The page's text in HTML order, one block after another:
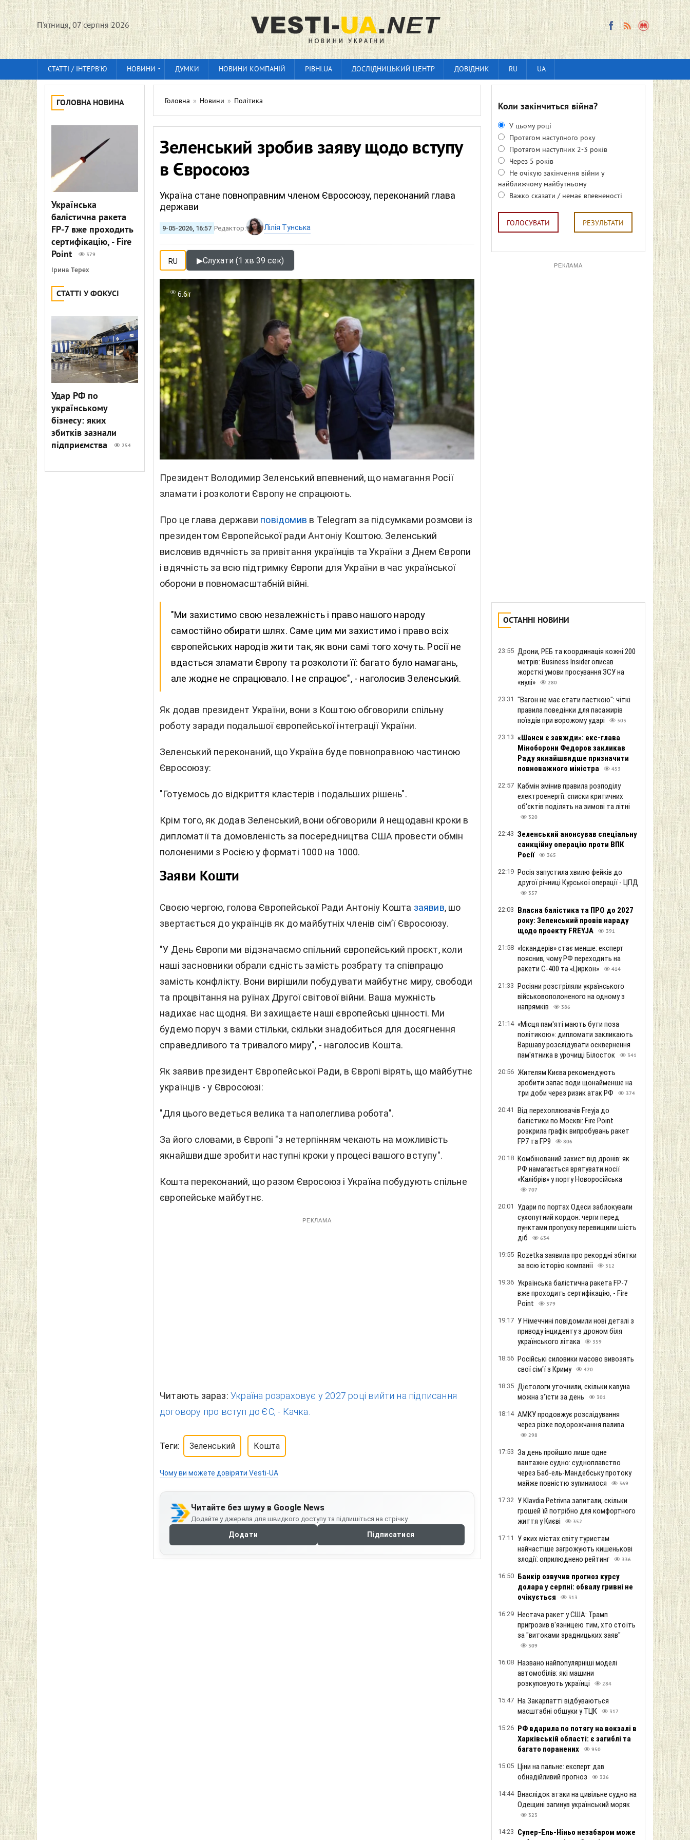
П'ятниця, 07 серпня 2026
СТАТТІ / ІНТЕРВ'Ю НОВИНИ ДУМКИ НОВИНИ КОМПАНІЙ РІВНІ.UA ДОСЛІДНИЦЬКИЙ ЦЕНТР ДОВІДНИК RU UA
ГОЛОВНА НОВИНА
Українська
балістична ракета
FP-7 вже проходить
сертифікацію, - Fire
Point
379
Ірина Терех
СТАТТІ У ФОКУСІ
Удар РФ по
українському
бізнесу: яких
збитків зазнали
підприємства
254
Головна » Новини » Політика
Зеленський зробив заяву щодо вступу
в Євросоюз
Україна стане повноправним членом Євросоюзу, переконаний глава
держави
9-05-2026, 16:57 Редактор: Лілія Тунська
RU ▶Слухати (1 хв 39 сек)
6.6т
Президент Володимир Зеленський впевнений, що намагання Росії
зламати і розколоти Європу не спрацюють.
Про це глава держави повідомив в Telegram за підсумками розмови із
президентом Європейської ради Антоніу Коштою. Зеленський
висловив вдячність за привітання українців та України з Днем Європи
і вдячність за всю підтримку Європи для України в час української
оборони в повномасштабній війні.
"Ми захистимо свою незалежність і право нашого народу
самостійно обирати шлях. Саме цим ми захистимо і право всіх
європейських народів жити так, як вони самі того хочуть. Росії не
вдасться зламати Європу та розколоти її: багато було намагань,
але жодне не спрацювало. І не спрацює", - наголосив Зеленський.
Як додав президент України, вони з Коштою обговорили спільну
роботу заради подальшої європейської інтеграції України.
Зеленський переконаний, що Україна буде повноправною частиною
Євросоюзу:
"Готуємось до відкриття кластерів і подальших рішень".
Крім того, як додав Зеленський, вони обговорили й нещодавні кроки в
дипломатії та домовленість за посередництва США провести обмін
полоненими з Росією у форматі 1000 на 1000.
Заяви Кошти
Своєю чергою, голова Європейської Ради Антоніу Кошта заявив, шо
звертається до українців як до майбутніх членів сім’ї Євросоюзу.
"У День Європи ми відзначаємо спільний європейський проєкт, коли
наші засновники обрали єдність замість розбрату та співпрацю
замість конфлікту. Вони вирішили побудувати майбутнє миру, свободи
та процвітання на руїнах Другої світової війни. Ваша мужність
надихає нас щодня. Ви захищаєте наші європейські цінності. Ми
будемо поруч з вами стільки, скільки знадобиться для досягнення
справедливого та тривалого миру", - наголосив Кошта.
Як заявив президент Європейської Ради, в Європі вірять, що майбутнє
українців - у Євросоюзі:
"Для цього ведеться велика та наполеглива робота".
За його словами, в Європі "з нетерпінням чекають на можливість
якнайшвидше зробити наступні кроки у процесі вашого вступу".
Кошта переконаний, що разом Євросоюз і Україна побудують спільне
європейське майбутнє.
РЕКЛАМА
Читають зараз: Україна розраховує у 2027 році вийти на підписання
договору про вступ до ЄС, - Качка.
Теги: Зеленський Кошта
Чому ви можете довіряти Vesti-UA
Читайте без шуму в Google News
Додайте у джерела для швидкого доступу та підпишіться на стрічку
Додати Підписатися
Коли закінчиться війна?
У цьому році
Протягом наступного року
Протягом наступних 2-3 років
Через 5 років
Не очікую закінчення війни у
найближчому майбутньому
Важко сказати / немає впевненості
ГОЛОСУВАТИ РЕЗУЛЬТАТИ
РЕКЛАМА
ОСТАННІ НОВИНИ
23:55 Дрони, РЕБ та координація кожні 200
метрів: Business Insider описав
жорсткі умови просування ЗСУ на
«нулі»
280
23:31 "Вагон не має стати пасткою": чіткі
правила поведінки для пасажирів
поїздів при ворожому ударі
303
23:13 «Шанси є завжди»: екс-глава
Міноборони Федоров закликав
Раду якнайшвидше призначити
повноважного міністра
453
22:57 Кабмін змінив правила розподілу
електроенергії: списки критичних
об'єктів поділять на зимові та літні
320
22:43 Зеленський анонсував спеціальну
санкційну операцію проти ВПК
Росії
365
22:19 Росія запустила хвилю фейків до
другої річниці Курської операції - ЦПД
357
22:03 Власна балістика та ПРО до 2027
року: Зеленський провів нараду
щодо проекту FREYJA
391
21:58 «Іскандерів» стає менше: експерт
пояснив, чому РФ переходить на
ракети С-400 та «Циркон»
414
21:33 Росіяни розстріляли українського
військовополоненого на одному з
напрямків
386
21:14 «Місця пам'яті мають бути поза
політикою»: дипломати закликають
Варшаву розслідувати осквернення
пам'ятника в урочищі Білосток
341
20:56 Жителям Києва рекомендують
зробити запас води щонайменше на
три доби через ризик атак РФ
374
20:41 Від перехоплювачів Freyja до
балістики по Москві: Fire Point
розкрила графік випробувань ракет
FP7 та FP9
806
20:18 Комбінований захист від дронів: як
РФ намагається врятувати носії
«Калібрів» у порту Новоросійська
707
20:01
Удари по портах Одеси заблокували
сухопутний кордон: черги перед
пунктами пропуску перевищили шість
діб
634
19:55 Rozetka заявила про рекордні збитки
за всю історію компанії
312
19:36 Українська балістична ракета FP-7
вже проходить сертифікацію, - Fire
Point
379
19:17 У Німеччині повідомили нові деталі з
приводу інциденту з дроном біля
українського літака
359
18:56 Російські силовики масово вивозять
свої сім'ї з Криму
420
18:35 Дієтологи уточнили, скільки кавуна
можна з'їсти за день
301
18:14 АМКУ продовжує розслідування
через різке подорожчання палива
298
17:53 За день пройшло лише одне
вантажне судно: судноплавство
через Баб-ель-Мандебську протоку
майже повністю зупинилося
369
17:32 У Klavdia Petrivna запитали, скільки
грошей їй потрібно для комфортного
життя у Києві
352
17:11
У яких містах світу туристам
найчастіше загрожують кишенькові
злодії: оприлюднено рейтинг
336
16:50 Банкір озвучив прогноз курсу
долара у серпні: обвалу гривні не
очікується
313
16:29 Нестача ракет у США: Трамп
пригрозив в'язницею тим, хто стоїть
за "витоками зрадницьких заяв"
309
16:08 Названо найпопулярніші моделі
автомобілів: які машини
розкуповують українці
284
15:47 На Закарпатті відбуваються
масштабні обшуки у ТЦК
317
15:26 РФ вдарила по потягу на вокзалі в
Харківській області: є загиблі та
багато поранених
950
15:05 Ціни на пальне: експерт дав
обнадійливий прогноз
326
14:44 Внаслідок атаки на цивільне судно на
Одещині загинув український моряк
323
14:23 Супер-Ель-Ніньо незабаром може